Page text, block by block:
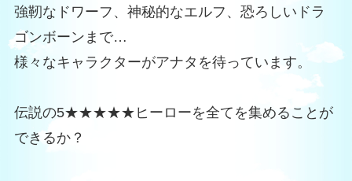
強靭なドワーフ、神秘的なエルフ、恐ろしいドラ
ゴンボーンまで…
様々なキャラクターがアナタを待っています。
伝説の5★★★★★ヒーローを全てを集めることが
できるか？